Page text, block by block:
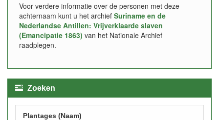
Voor verdere informatie over de personen met deze
achternaam kunt u het archief Suriname en de
Nederlandse Antillen: Vrijverklaarde slaven
(Emancipatie 1863) van het Nationale Archief
raadplegen.
Zoeken
Plantages (Naam)